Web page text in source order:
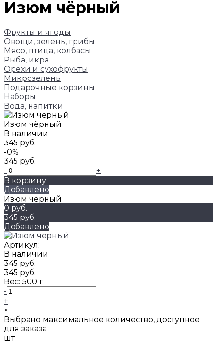
Изюм чёрный
Фрукты и ягоды
Овощи, зелень, грибы
Мясо, птица, колбасы
Рыба, икра
Орехи и сухофрукты
Микрозелень
Подарочные корзины
Наборы
Вода, напитки
Изюм чёрный
В наличии
345 руб.
-0%
345 руб.
-
+
В корзину
Добавлено
Изюм чёрный
0 руб.
345 руб.
Добавлено
Артикул:
В наличии
345 руб.
345 руб.
Вес: 500 г
-
+
×
Выбрано максимальное количество, доступное
для заказа
шт.